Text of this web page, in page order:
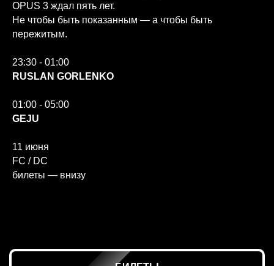
OPUS 3 ждал пять лет.
Не чтобы быть показанным — а чтобы быть
пережитым.
23:30 - 01:00
RUSLAN GORLENKO
01:00 - 05:00
GEJU
11 июня
FC / DC
билеты — внизу